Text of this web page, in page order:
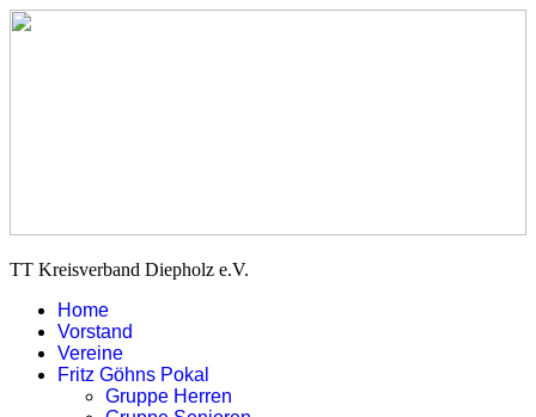
TT Kreisverband Diepholz e.V.
Home
Vorstand
Vereine
Fritz Göhns Pokal
Gruppe Herren